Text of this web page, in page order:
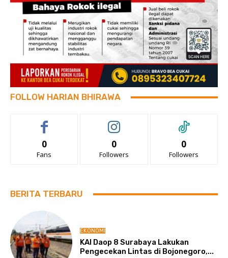
FOLLOW HARIAN BHIRAWA
0
Fans
0
Followers
0
Followers
BERITA TERBARU
EKONOMI
KAI Daop 8 Surabaya Lakukan
Pengecekan Lintas di Bojonegoro,...